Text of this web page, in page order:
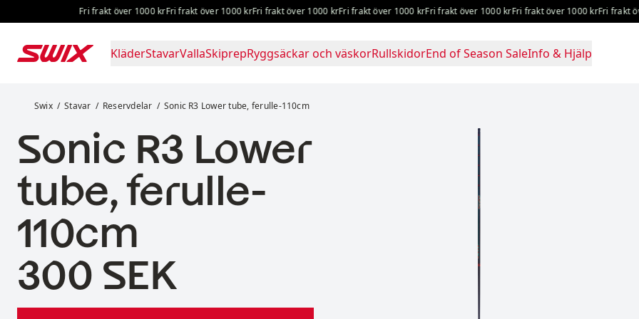
Hoppa till innehållFri frakt över 1000 krFri frakt över 1000 krFri frakt över 1000 krFri frakt över 1000 krFri frakt över 1000 krFri frakt över 1000 krFri frakt över
KläderStavarVallaSkiprepRyggsäckar och väskorRullskidorEnd of Season SaleInfo & Hjälp
Swix Stavar Reservdelar Sonic R3 Lower tube, ferulle-110cm
Sonic R3 Lower
tube, ferulle-
110cm
Pris:
300 SEK